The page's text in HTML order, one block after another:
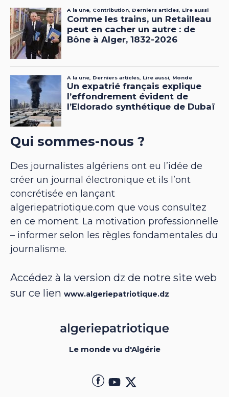
Qui sommes-nous ?
Des journalistes algériens ont eu l’idée de
créer un journal électronique et ils l’ont
concrétisée en lançant
algeriepatriotique.com que vous consultez
en ce moment. La motivation professionnelle
– informer selon les règles fondamentales du
journalisme.
Accédez à la version dz de notre site web
sur ce lien www.algeriepatriotique.dz
Le monde vu d'Algérie